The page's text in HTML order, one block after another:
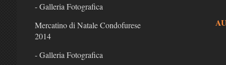
- Galleria Fotografica
Mercatino di Natale Condofurese
2014
- Galleria Fotografica